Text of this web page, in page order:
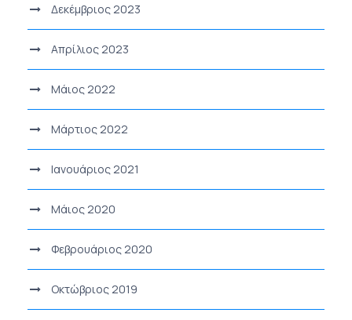
Δεκέμβριος 2023
Απρίλιος 2023
Μάιος 2022
Μάρτιος 2022
Ιανουάριος 2021
Μάιος 2020
Φεβρουάριος 2020
Οκτώβριος 2019